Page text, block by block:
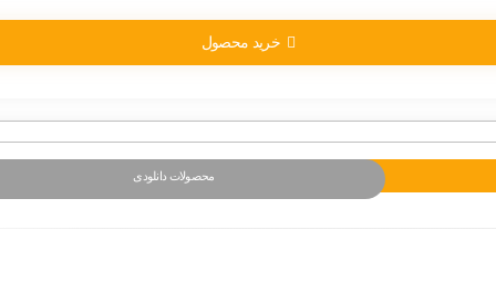
خرید محصول
محصولات دانلودی